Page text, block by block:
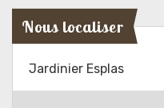
Nous localiser
Jardinier Esplas